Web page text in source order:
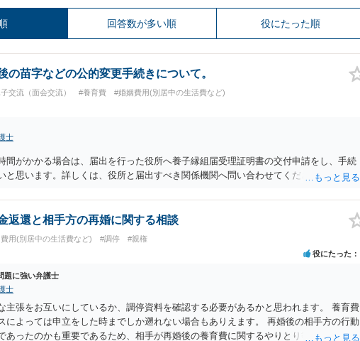
回答数が多い順 役にたった順
の苗字などの公的変更手続きについて。
交流（面会交流） #養育費 #婚姻費用(別居中の生活費など)
士
間がかかる場合は、届出を行った役所へ養子縁組届受理証明書の交付申請をし、手続
と思います。詳しくは、役所と届出すべき関係機関へ問い合わせてください。
返還と相手方の再婚に関する相談
用(別居中の生活費など) #調停 #親権
役にたった
題に強い弁護士
士
主張をお互いにしているか、調停資料を確認する必要があるかと思われます。 養育費
によっては申立をした時までしか遡れない場合もありえます。 再婚後の相手方の行動
あったのかも重要であるため、相手が再婚後の養育費に関するやりとり等があればそ